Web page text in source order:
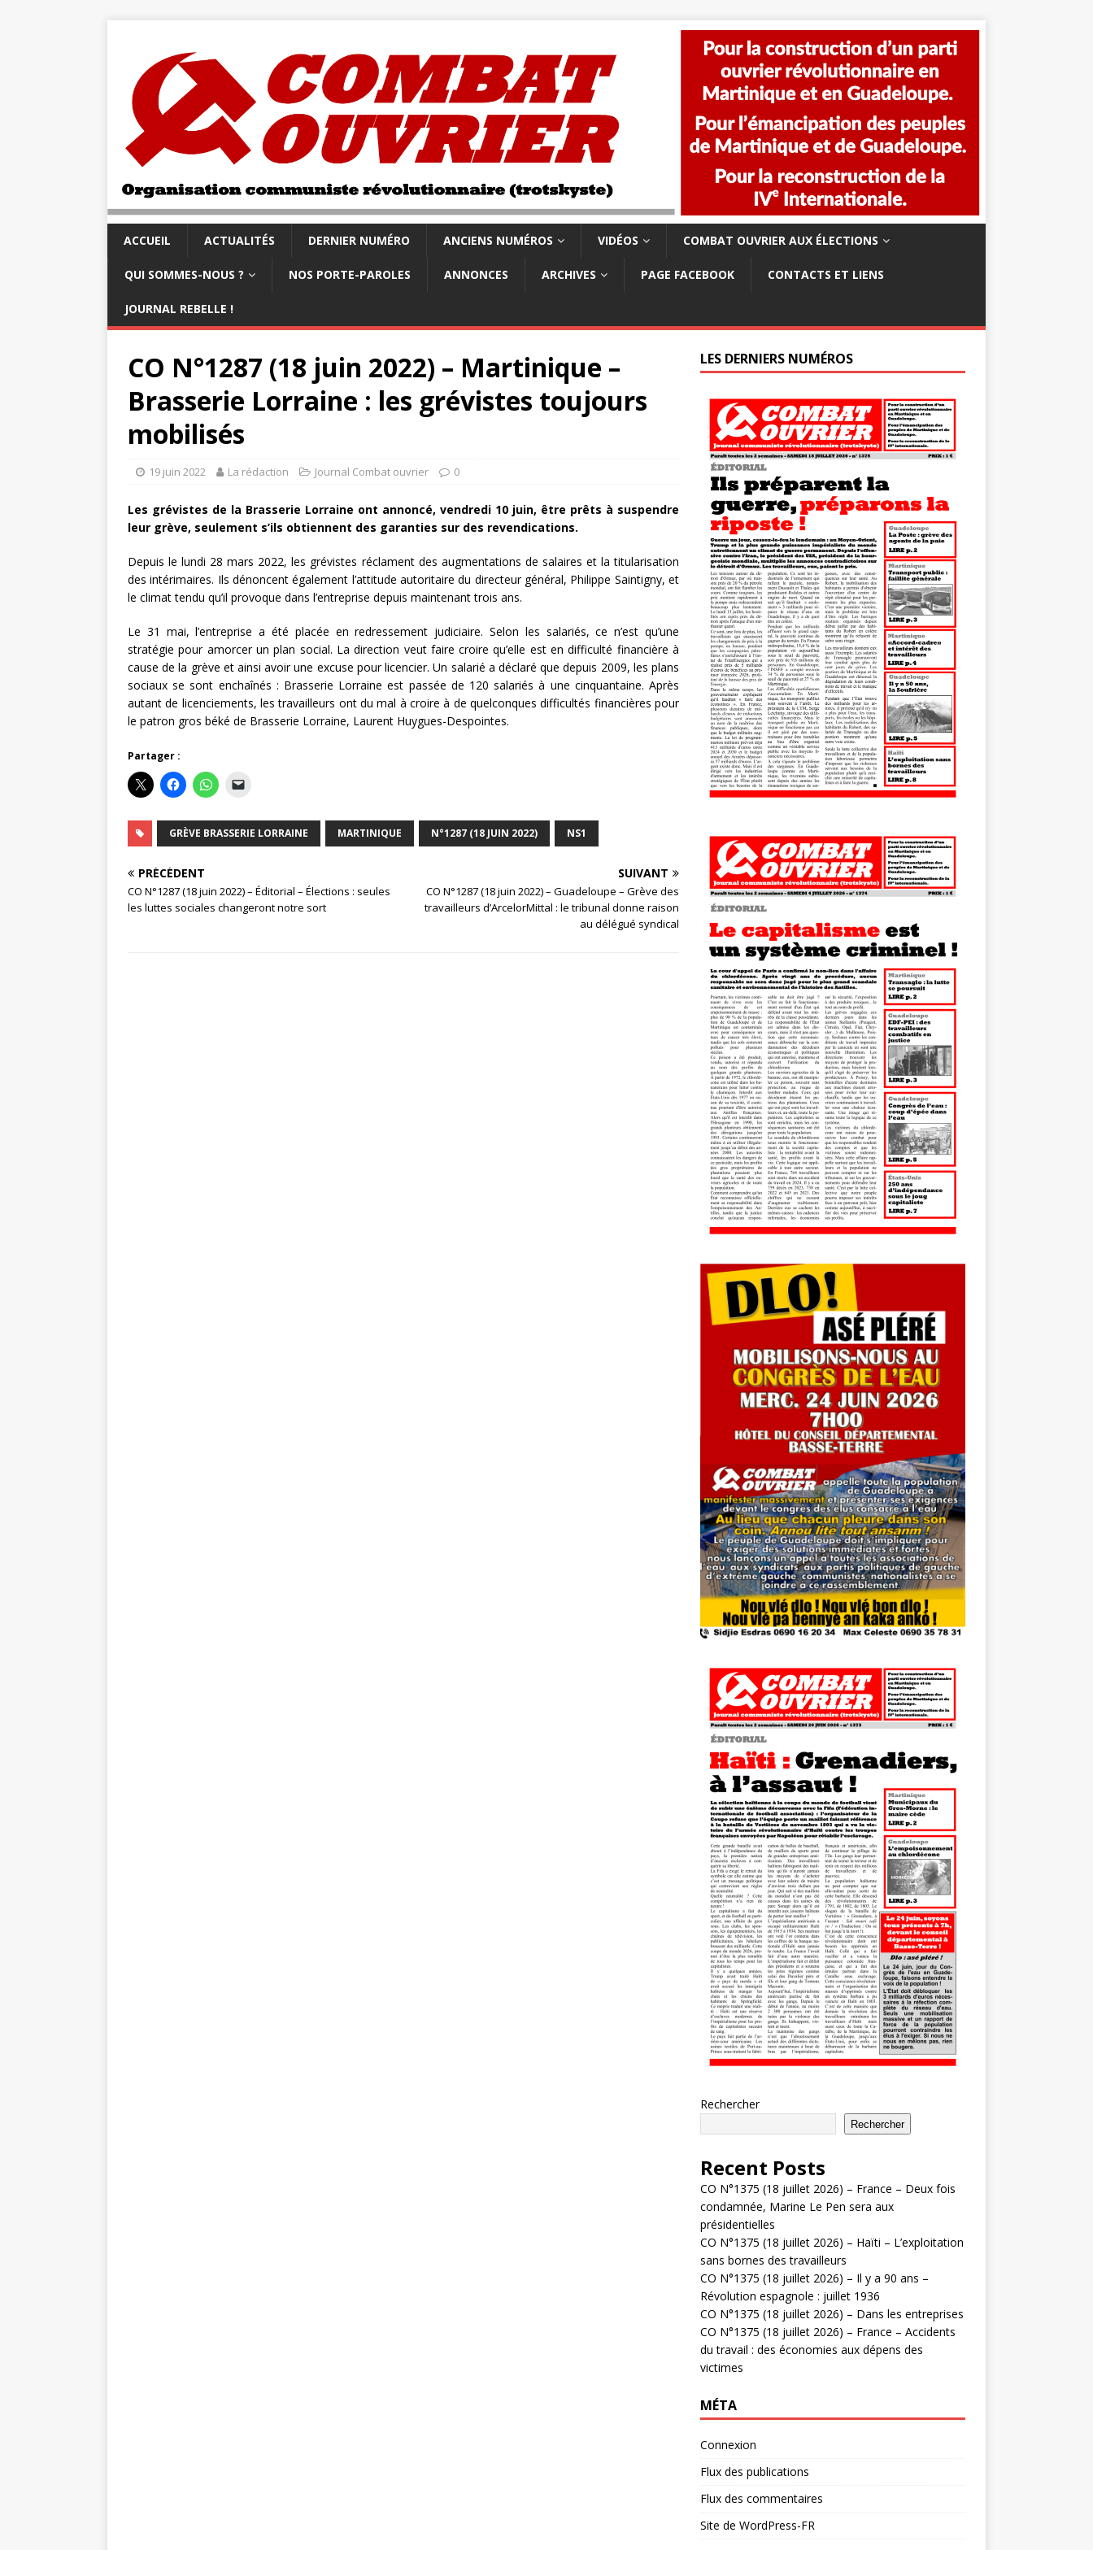
ACCUEIL ACTUALITÉS DERNIER NUMÉRO ANCIENS NUMÉROS VIDÉOS COMBAT OUVRIER AUX ÉLECTIONS
QUI SOMMES-NOUS ? NOS PORTE-PAROLES ANNONCES ARCHIVES PAGE FACEBOOK CONTACTS ET LIENS
JOURNAL REBELLE !
CO N°1287 (18 juin 2022) – Martinique –
Brasserie Lorraine : les grévistes toujours
mobilisés
19 juin 2022 La rédaction Journal Combat ouvrier 0
Les grévistes de la Brasserie Lorraine ont annoncé, vendredi 10 juin, être prêts à suspendre
leur grève, seulement s’ils obtiennent des garanties sur des revendications.
Depuis le lundi 28 mars 2022, les grévistes réclament des augmentations de salaires et la titularisation
des intérimaires. Ils dénoncent également l’attitude autoritaire du directeur général, Philippe Saintigny, et
le climat tendu qu’il provoque dans l’entreprise depuis maintenant trois ans.
Le 31 mai, l’entreprise a été placée en redressement judiciaire. Selon les salariés, ce n’est qu’une
stratégie pour amorcer un plan social. La direction veut faire croire qu’elle est en difficulté financière à
cause de la grève et ainsi avoir une excuse pour licencier. Un salarié a déclaré que depuis 2009, les plans
sociaux se sont enchaînés : Brasserie Lorraine est passée de 120 salariés à une cinquantaine. Après
autant de licenciements, les travailleurs ont du mal à croire à de quelconques difficultés financières pour
le patron gros béké de Brasserie Lorraine, Laurent Huygues-Despointes.
Partager :
GRÈVE BRASSERIE LORRAINE MARTINIQUE N°1287 (18 JUIN 2022) NS1
PRÉCÉDENT
CO N°1287 (18 juin 2022) – Éditorial – Élections : seules
les luttes sociales changeront notre sort
SUIVANT
CO N°1287 (18 juin 2022) – Guadeloupe – Grève des
travailleurs d’ArcelorMittal : le tribunal donne raison
au délégué syndical
LES DERNIERS NUMÉROS
Rechercher
Rechercher
Recent Posts
CO N°1375 (18 juillet 2026) – France – Deux fois
condamnée, Marine Le Pen sera aux
présidentielles
CO N°1375 (18 juillet 2026) – Haïti – L’exploitation
sans bornes des travailleurs
CO N°1375 (18 juillet 2026) – Il y a 90 ans –
Révolution espagnole : juillet 1936
CO N°1375 (18 juillet 2026) – Dans les entreprises
CO N°1375 (18 juillet 2026) – France – Accidents
du travail : des économies aux dépens des
victimes
MÉTA
Connexion
Flux des publications
Flux des commentaires
Site de WordPress-FR